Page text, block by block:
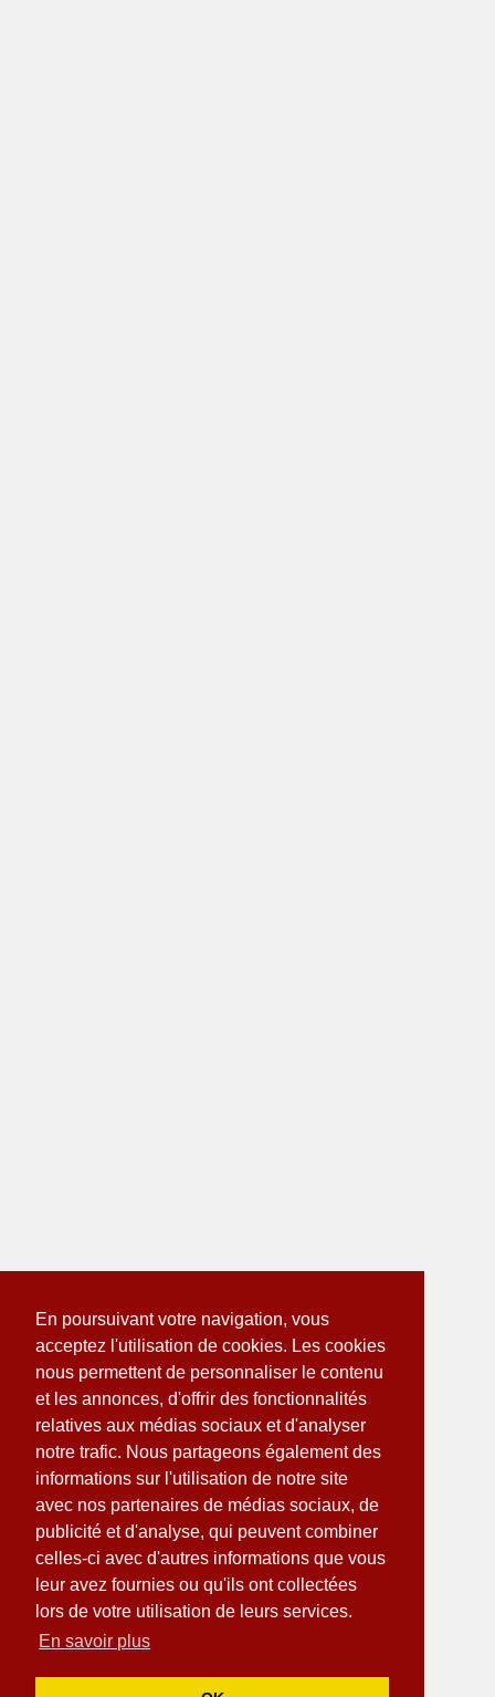
En poursuivant votre navigation, vous
acceptez l'utilisation de cookies. Les cookies
nous permettent de personnaliser le contenu
et les annonces, d'offrir des fonctionnalités
relatives aux médias sociaux et d'analyser
notre trafic. Nous partageons également des
informations sur l'utilisation de notre site
avec nos partenaires de médias sociaux, de
publicité et d'analyse, qui peuvent combiner
celles-ci avec d'autres informations que vous
leur avez fournies ou qu'ils ont collectées
lors de votre utilisation de leurs services.
En savoir plus